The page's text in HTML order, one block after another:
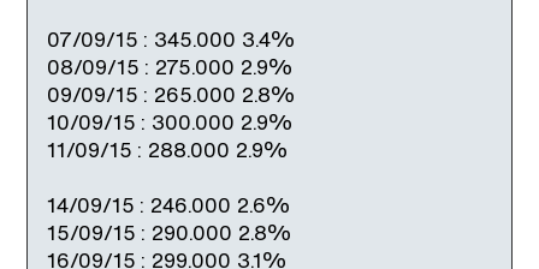
07/09/15 : 345.000 3.4%
08/09/15 : 275.000 2.9%
09/09/15 : 265.000 2.8%
10/09/15 : 300.000 2.9%
11/09/15 : 288.000 2.9%
14/09/15 : 246.000 2.6%
15/09/15 : 290.000 2.8%
16/09/15 : 299.000 3.1%